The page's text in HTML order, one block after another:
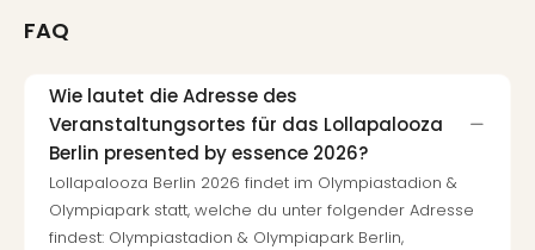
FAQ
Wie lautet die Adresse des
Veranstaltungsortes für das Lollapalooza
Berlin presented by essence 2026?
Lollapalooza Berlin 2026 findet im Olympiastadion &
Olympiapark statt, welche du unter folgender Adresse
findest: Olympiastadion & Olympiapark Berlin,